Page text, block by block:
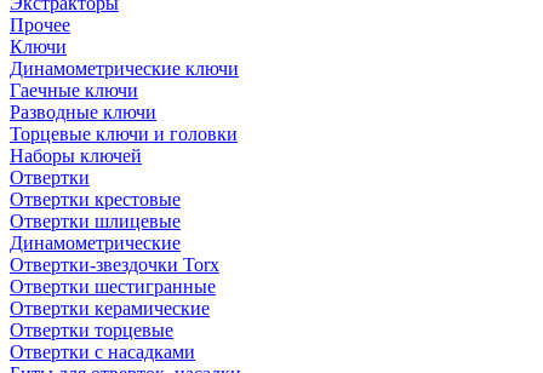
Прочее
Ключи
Динамометрические ключи
Гаечные ключи
Разводные ключи
Торцевые ключи и головки
Наборы ключей
Отвертки
Отвертки крестовые
Отвертки шлицевые
Динамометрические
Отвертки-звездочки Torx
Отвертки шестигранные
Отвертки керамические
Отвертки торцевые
Отвертки с насадками